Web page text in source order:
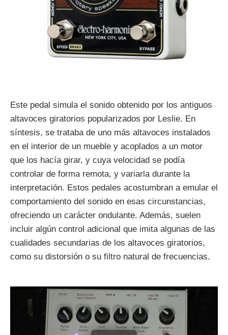
Este pedal simula el sonido obtenido por los antiguos
altavoces giratorios popularizados por Leslie. En
síntesis, se trataba de uno más altavoces instalados
en el interior de un mueble y acoplados a un motor
que los hacía girar, y cuya velocidad se podía
controlar de forma remota, y variarla durante la
interpretación. Estos pedales acostumbran a emular el
comportamiento del sonido en esas circunstancias,
ofreciendo un carácter ondulante. Además, suelen
incluir algún control adicional que imita algunas de las
cualidades secundarias de los altavoces giratorios,
como su distorsión o su filtro natural de frecuencias.